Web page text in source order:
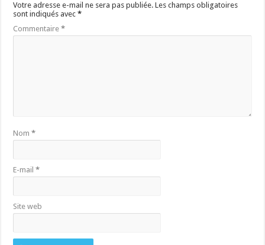
Votre adresse e-mail ne sera pas publiée. Les champs obligatoires
sont indiqués avec*
Commentaire*
Nom*
E-mail*
Site web